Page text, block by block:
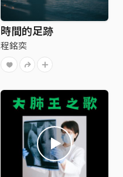
時間的足跡
程銘奕